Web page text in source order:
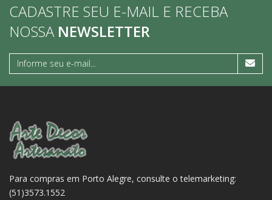
CADASTRE SEU E-MAIL E RECEBA
NOSSA NEWSLETTER
Para compras em Porto Alegre, consulte o telemarketing:
(51)3573.1552